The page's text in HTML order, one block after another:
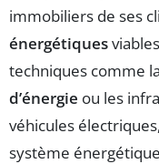
immobiliers de ses
énergétiques
techniques comme
d’énergie ou les
véhicules
système